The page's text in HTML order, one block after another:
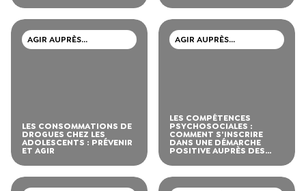
AGIR AUPRÈS
D’ADOLESCENTS ET DE
LES CONSOMMATIONS DE
DROGUES CHEZ LES
ADOLESCENTS : PRÉVENIR
ET AGIR
AGIR AUPRÈS
D’ADOLESCENTS ET DE
LES COMPÉTENCES
PSYCHOSOCIALES :
COMMENT S'INSCRIRE
DANS UNE DÉMARCHE
POSITIVE AUPRÈS DES